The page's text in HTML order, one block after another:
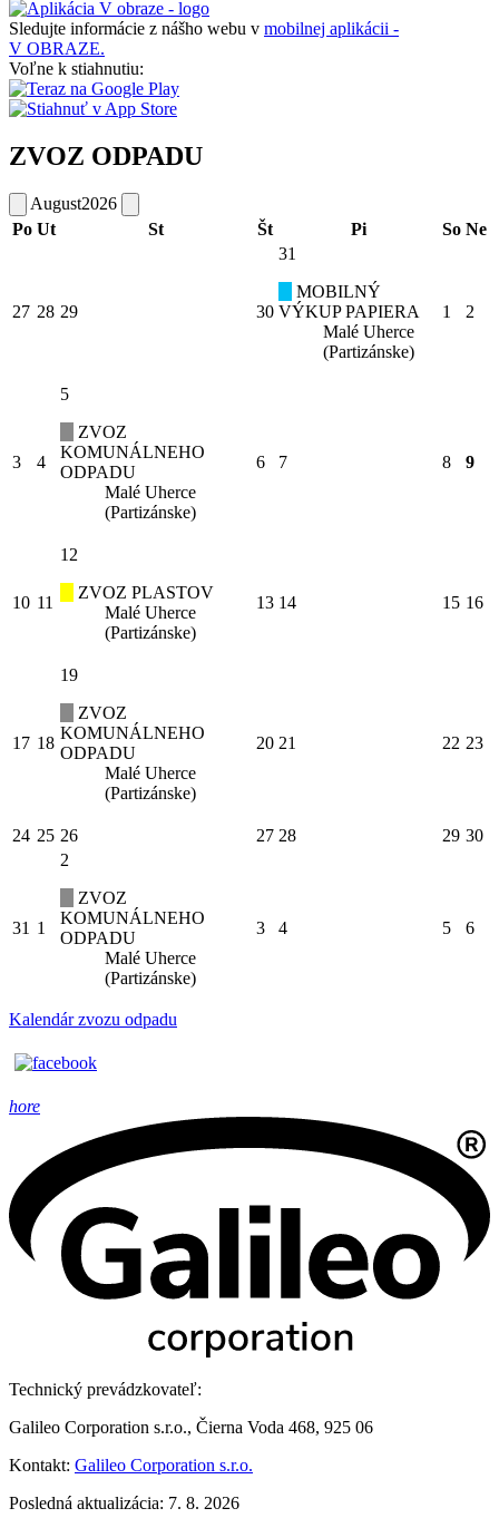
Sledujte informácie z nášho webu v mobilnej aplikácii -
V OBRAZE.
Voľne k stiahnutiu:
ZVOZ ODPADU
August2026
Po Ut St Št Pi So Ne
27 28 29 30
31
MOBILNÝ
VÝKUP PAPIERA
Malé Uherce
(Partizánske)
1 2
3 4
5
ZVOZ
KOMUNÁLNEHO
ODPADU
Malé Uherce
(Partizánske)
6 7 8 9
10 11
12
ZVOZ PLASTOV
Malé Uherce
(Partizánske)
13 14 15 16
17 18
19
ZVOZ
KOMUNÁLNEHO
ODPADU
Malé Uherce
(Partizánske)
20 21 22 23
24 25 26 27 28 29 30
31 1
2
ZVOZ
KOMUNÁLNEHO
ODPADU
Malé Uherce
(Partizánske)
3 4 5 6
Kalendár zvozu odpadu
hore
Technický prevádzkovateľ:
Galileo Corporation s.r.o., Čierna Voda 468, 925 06
Kontakt: Galileo Corporation s.r.o.
Posledná aktualizácia: 7. 8. 2026